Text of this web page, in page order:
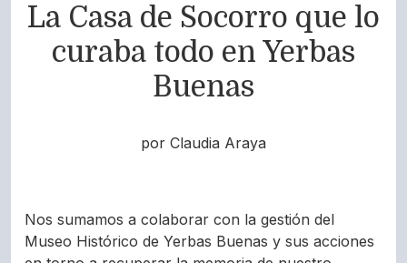
La Casa de Socorro que lo
curaba todo en Yerbas
Buenas
por Claudia Araya
Nos sumamos a colaborar con la gestión del
Museo Histórico de Yerbas Buenas y sus acciones